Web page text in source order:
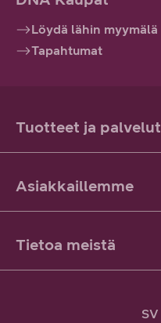
Löydä lähin myymälä
Tapahtumat
Tuotteet ja palvelut
Asiakkaillemme
Tietoa meistä
SV